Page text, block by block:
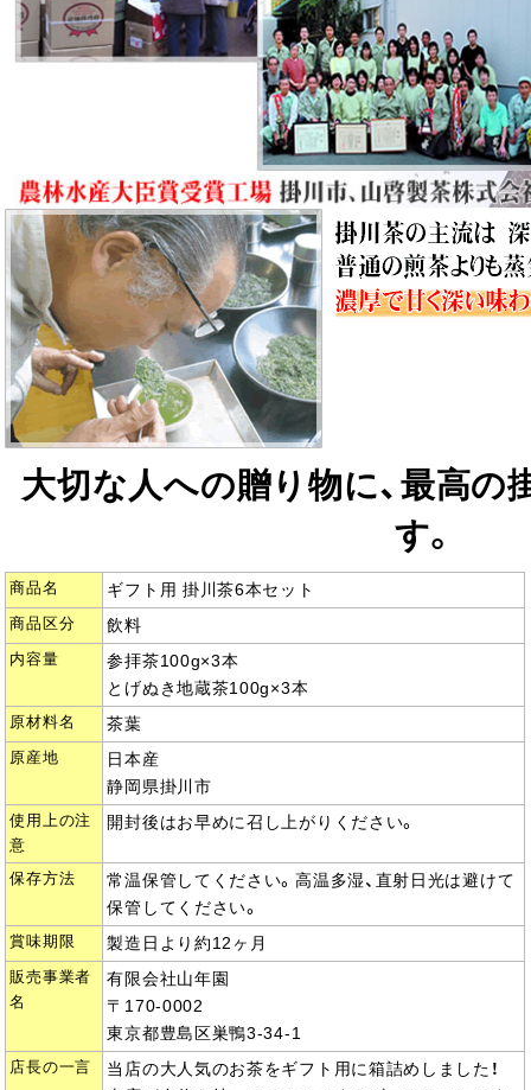
大切な人への贈り物に、最高の
す。
商品名 ギフト用 掛川茶6本セット
商品区分 飲料
内容量
参拝茶100g×3本
とげぬき地蔵茶100g×3本
原材料名 茶葉
原産地
日本産
静岡県掛川市
使用上の注
意
開封後はお早めに召し上がりください。
保存方法
常温保管してください。高温多湿、直射日光は避けて
保管してください。
賞味期限 製造日より約12ヶ月
販売事業者
名
有限会社山年園
〒170-0002
東京都豊島区巣鴨3-34-1
店長の一言
当店の大人気のお茶をギフト用に箱詰めしました！